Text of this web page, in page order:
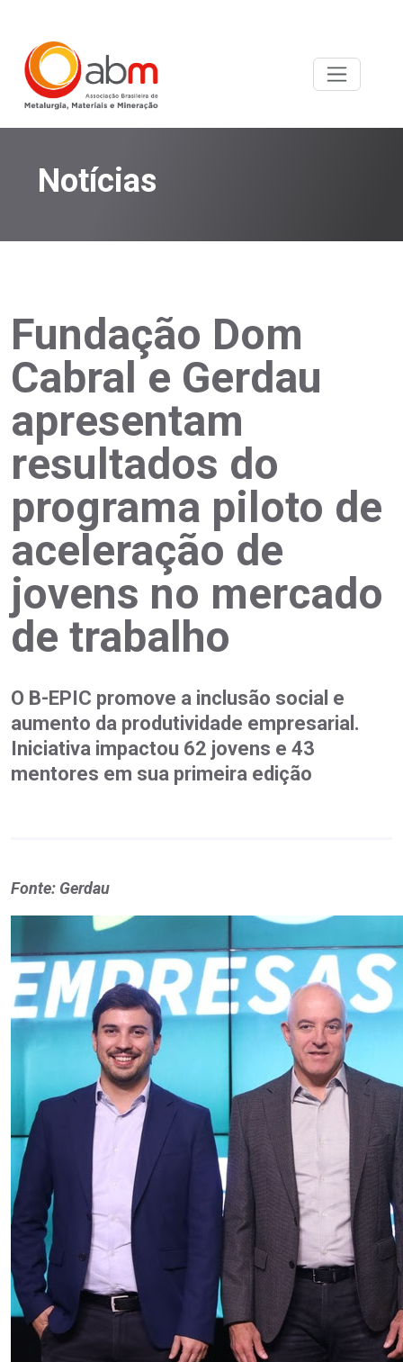
Notícias
Fundação Dom
Cabral e Gerdau
apresentam
resultados do
programa piloto de
aceleração de
jovens no mercado
de trabalho
O B-EPIC promove a inclusão social e
aumento da produtividade empresarial.
Iniciativa impactou 62 jovens e 43
mentores em sua primeira edição
Fonte: Gerdau